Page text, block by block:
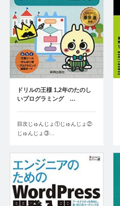
ドリルの王様 1,2年のたのし
いプログラミング …
目次じゅんじょ①じゅんじょ②
じゅんじょ③…